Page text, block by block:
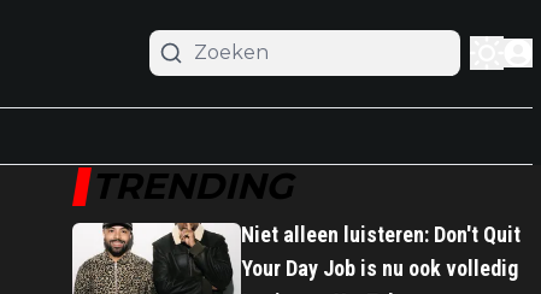
TRENDING
Niet alleen luisteren: Don't Quit
Your Day Job is nu ook volledig